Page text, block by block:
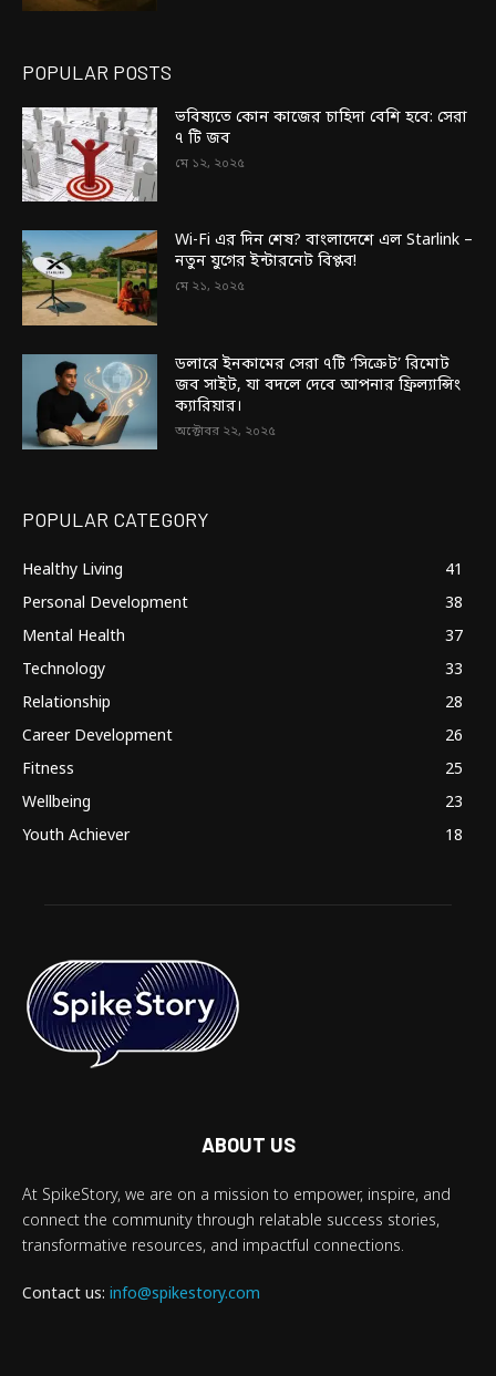
POPULAR POSTS
ভবিষ্যতে কোন কাজের চাহিদা বেশি হবে: সেরা
৭ টি জব
মে ১২, ২০২৫
Wi-Fi এর দিন শেষ? বাংলাদেশে এল Starlink –
নতুন যুগের ইন্টারনেট বিপ্লব!
মে ২১, ২০২৫
ডলারে ইনকামের সেরা ৭টি ‘সিক্রেট’ রিমোট
জব সাইট, যা বদলে দেবে আপনার ফ্রিল্যান্সিং
ক্যারিয়ার।
অক্টোবর ২২, ২০২৫
POPULAR CATEGORY
Healthy Living
41
Personal Development
38
Mental Health
37
Technology
33
Relationship
28
Career Development
26
Fitness
25
Wellbeing
23
Youth Achiever
18
ABOUT US
At SpikeStory, we are on a mission to empower, inspire, and
connect the community through relatable success stories,
transformative resources, and impactful connections.
Contact us: info@spikestory.com